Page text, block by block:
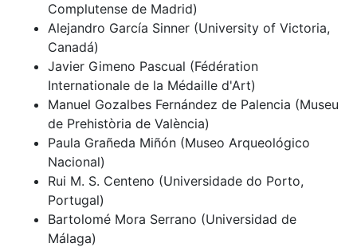
Complutense de Madrid)
Alejandro García Sinner (University of Victoria,
Canadá)
Javier Gimeno Pascual (Fédération
Internationale de la Médaille d'Art)
Manuel Gozalbes Fernández de Palencia (Museu
de Prehistòria de València)
Paula Grañeda Miñón (Museo Arqueológico
Nacional)
Rui M. S. Centeno (Universidade do Porto,
Portugal)
Bartolomé Mora Serrano (Universidad de
Málaga)